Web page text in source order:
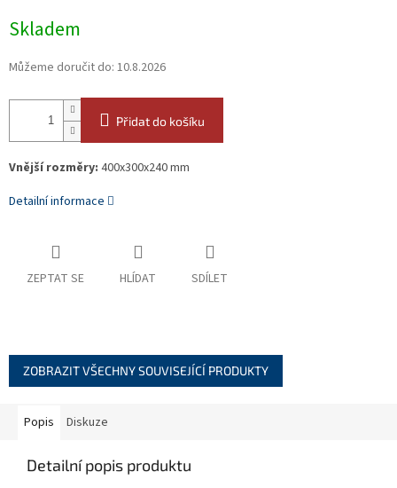
cena:
Skladem
Můžeme doručit do: 10.8.2026
Přidat do košíku
Vnější rozměry: 400x300x240 mm
Detailní informace
ZEPTAT SE HLÍDAT SDÍLET
ZOBRAZIT VŠECHNY SOUVISEJÍCÍ PRODUKTY
Popis Diskuze
Detailní popis produktu